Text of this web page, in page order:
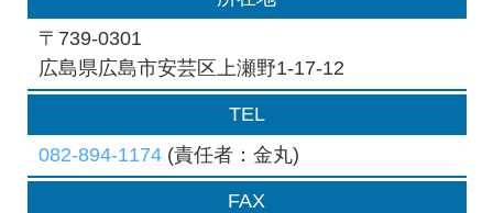
〒739-0301
広島県広島市安芸区上瀬野1-17-12
TEL
082-894-1174 (責任者：金丸)
FAX